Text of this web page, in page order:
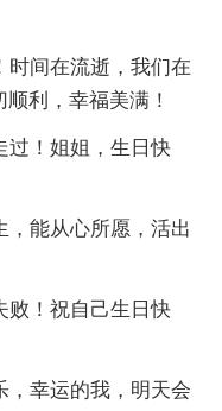
间在流逝，我们在
利，幸福美满！
！姐姐，生日快
能从心所愿，活出
！祝自己生日快
幸运的我，明天会